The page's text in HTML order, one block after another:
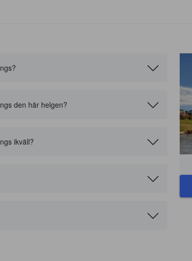
den här helgen?
ikväll?